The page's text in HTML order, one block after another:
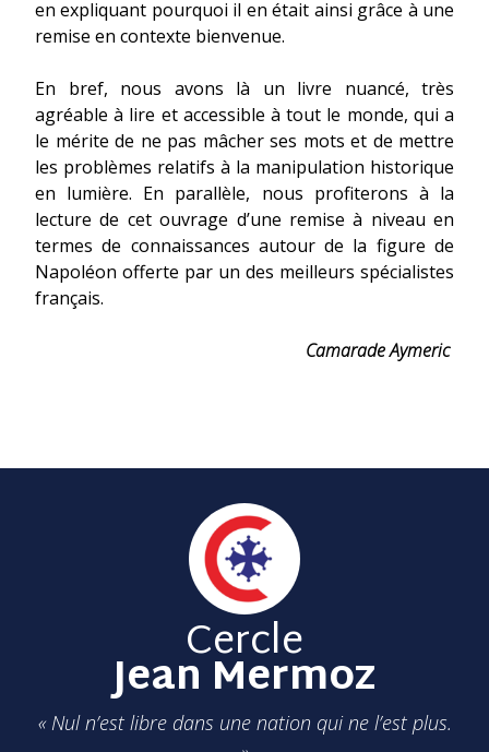
en expliquant pourquoi il en était ainsi grâce à une
remise en contexte bienvenue.
En bref, nous avons là un livre nuancé, très
agréable à lire et accessible à tout le monde, qui a
le mérite de ne pas mâcher ses mots et de mettre
les problèmes relatifs à la manipulation historique
en lumière. En parallèle, nous profiterons à la
lecture de cet ouvrage d’une remise à niveau en
termes de connaissances autour de la figure de
Napoléon offerte par un des meilleurs spécialistes
français.
Camarade Aymeric
Cercle
Jean Mermoz
« Nul n’est libre dans une nation qui ne l’est plus.